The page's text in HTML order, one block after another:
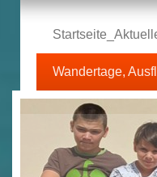
Wandertage,